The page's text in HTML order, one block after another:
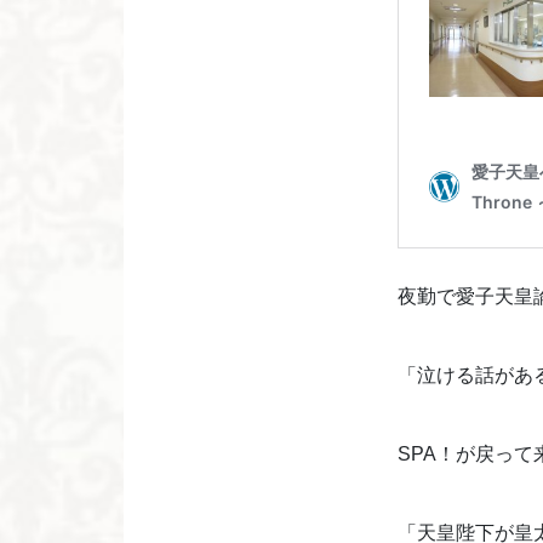
夜勤で愛子天皇
「泣ける話が
SPA！が戻って
「天皇陛下が